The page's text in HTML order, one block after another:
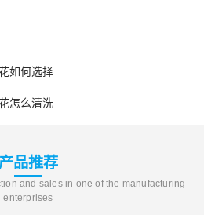
如何选择
怎么清洗
产品推荐
and sales in one of the manufacturing
enterprises